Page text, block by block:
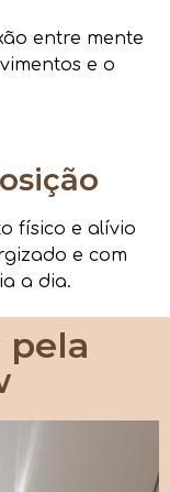
entre mente
e o
físico e alívio
e com
a dia.
pela